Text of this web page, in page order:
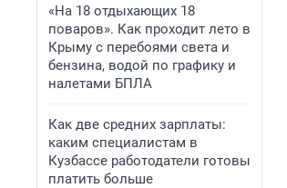
«На 18 отдыхающих 18
поваров». Как проходит лето в
Крыму с перебоями света и
бензина, водой по графику и
налетами БПЛА
Как две средних зарплаты:
каким специалистам в
Кузбассе работодатели готовы
платить больше